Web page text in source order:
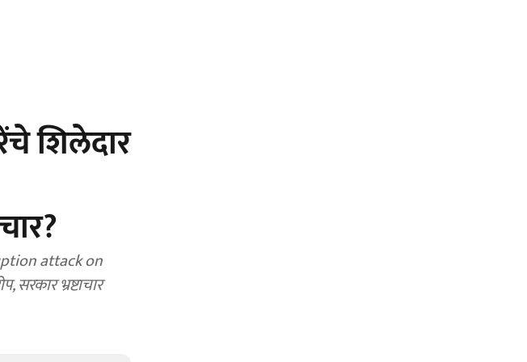
शिलेदार
attack on